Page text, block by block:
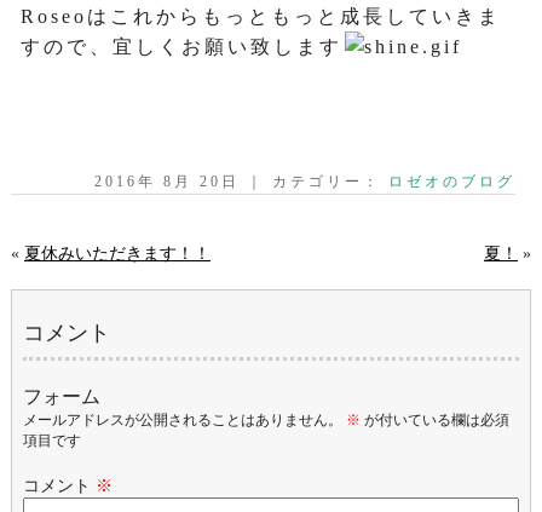
Roseoはこれからもっともっと成長していきま
すので、宜しくお願い致します
2016年 8月 20日 ｜ カテゴリー： ロゼオのブログ
« 夏休みいただきます！！ 夏！ »
コメント
フォーム
メールアドレスが公開されることはありません。 ※ が付いている欄は必須
項目です
コメント ※